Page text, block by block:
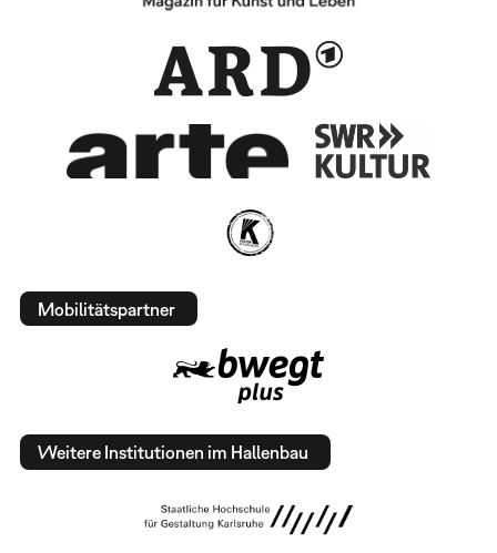
Mobilitätspartner
Weitere Institutionen im Hallenbau